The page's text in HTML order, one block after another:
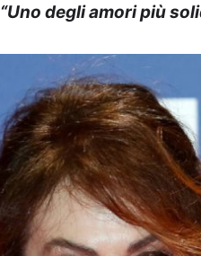
“Uno degli amori più